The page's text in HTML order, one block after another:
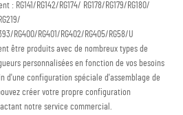
RG141/RG142/RG174/ RG178/RG179/RG180/
RG400/RG401/RG402/RG405/RG58/U
être produits avec de nombreux types de
personnalisées en fonction de vos besoins
d'une configuration spéciale d'assemblage de
créer votre propre configuration
notre service commercial.